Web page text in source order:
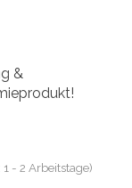
&
- 2 Arbeitstage)